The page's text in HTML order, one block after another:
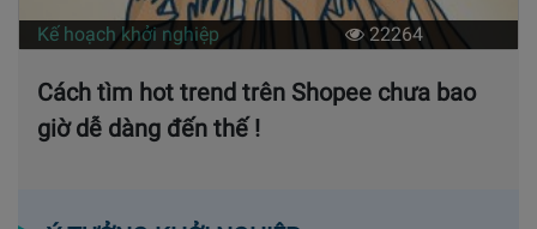
Kế hoạch khởi nghiệp 22264
Cách tìm hot trend trên Shopee chưa bao
giờ dễ dàng đến thế !